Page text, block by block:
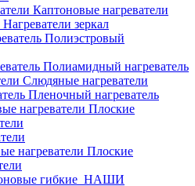
Каптоновые нагреватели
Нагреватели зеркал
Полиэстровый
Полиамидный нагреватель
Слюдяные нагреватели
Пленочный нагреватель
Плоские
Плоские